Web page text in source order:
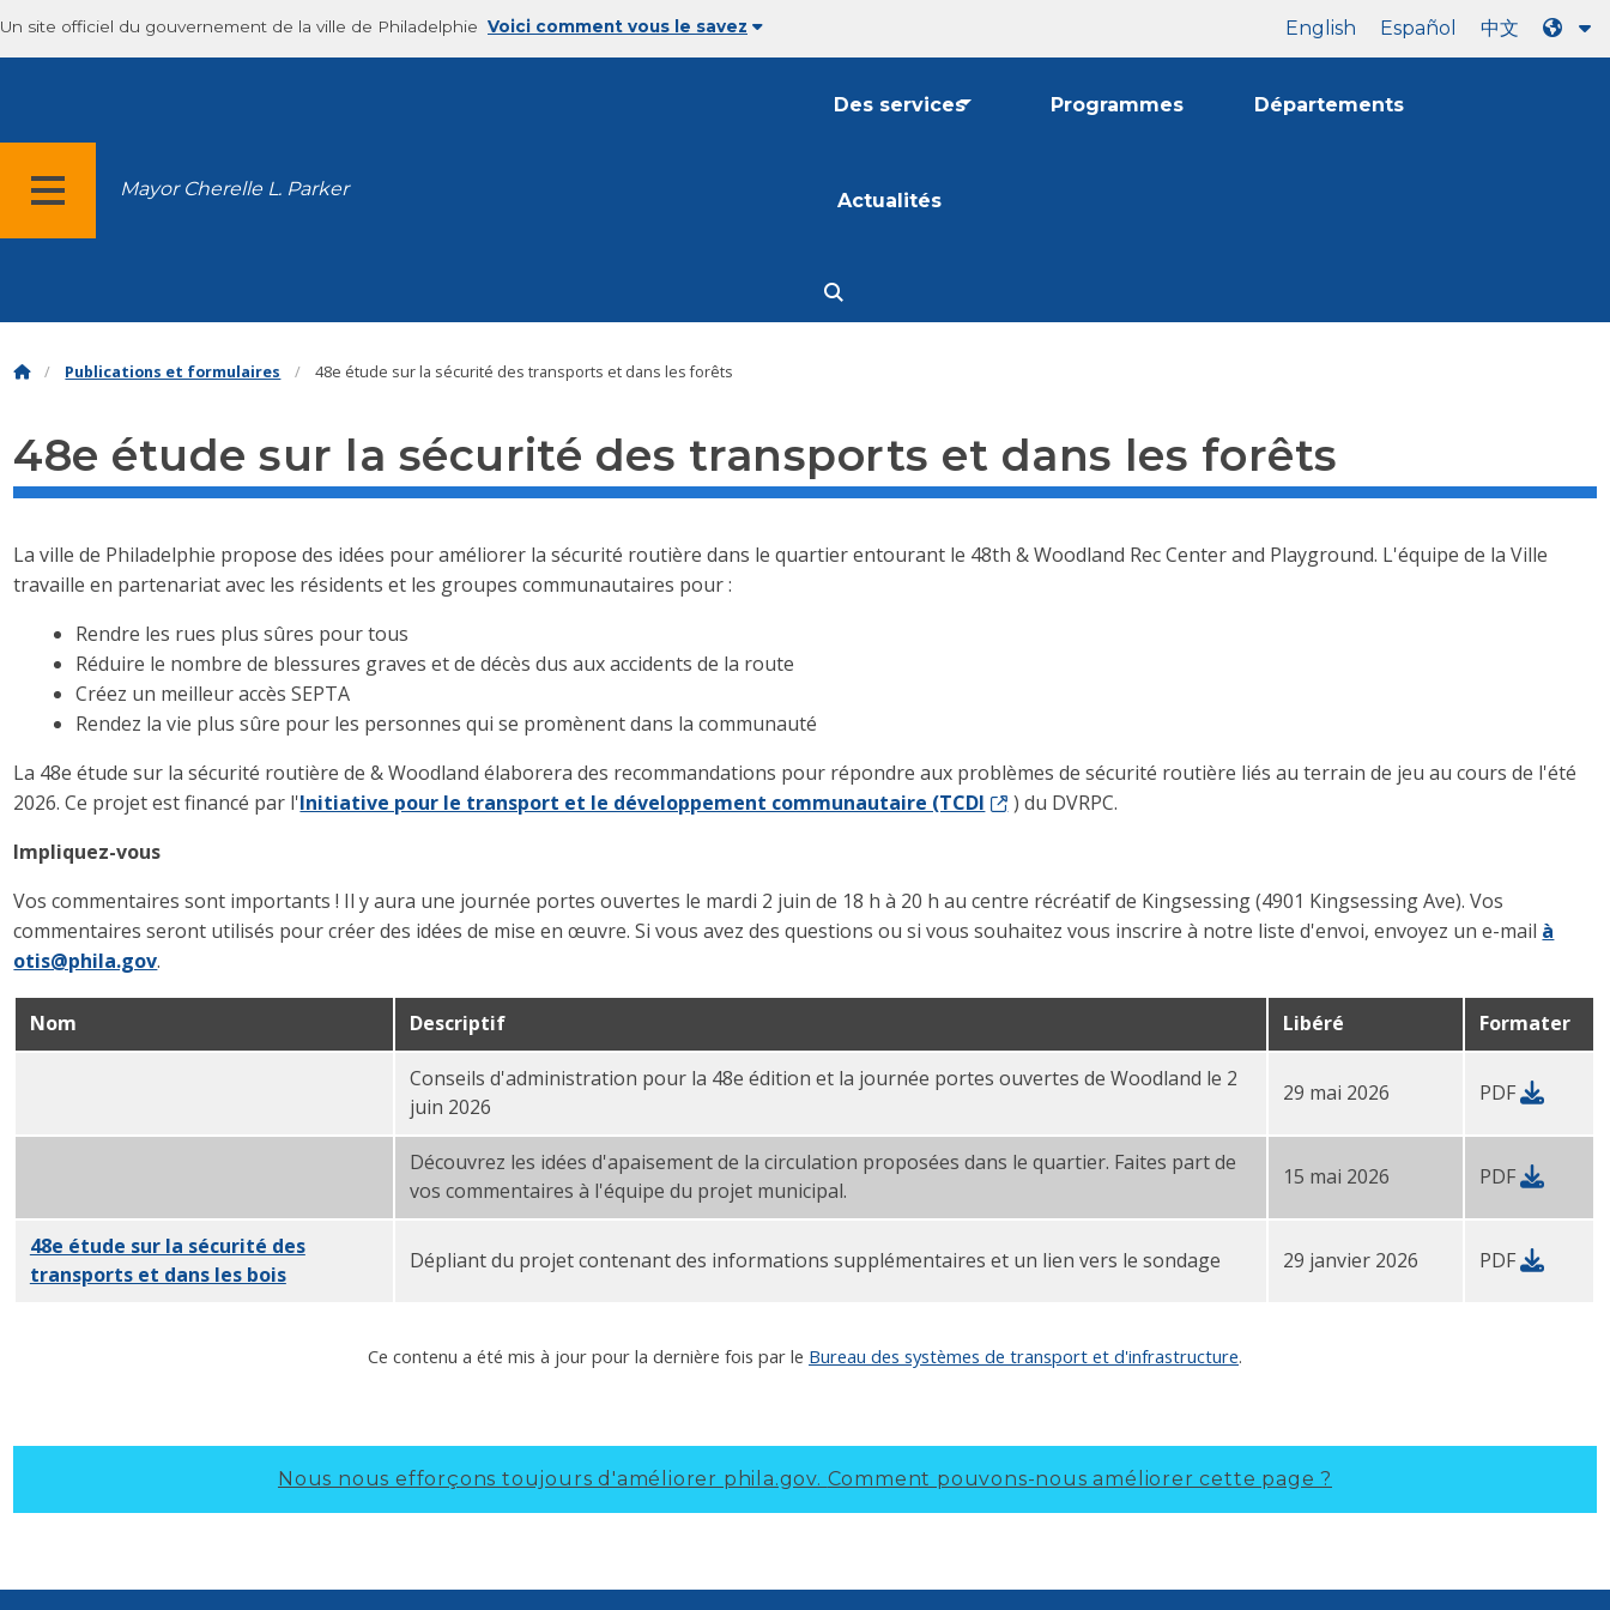
Un site officiel du gouvernement de la ville de Philadelphie Voici comment vous le savez English Español 中文
MENU
Mayor Cherelle L. Parker
Des services Programmes Départements
Actualités
Publications et formulaires 48e étude sur la sécurité des transports et dans les forêts
48e étude sur la sécurité des transports et dans les forêts
La ville de Philadelphie propose des idées pour améliorer la sécurité routière dans le quartier entourant le 48th & Woodland Rec Center and Playground. L'équipe de la Ville
travaille en partenariat avec les résidents et les groupes communautaires pour :
Rendre les rues plus sûres pour tous
Réduire le nombre de blessures graves et de décès dus aux accidents de la route
Créez un meilleur accès SEPTA
Rendez la vie plus sûre pour les personnes qui se promènent dans la communauté
La 48e étude sur la sécurité routière de & Woodland élaborera des recommandations pour répondre aux problèmes de sécurité routière liés au terrain de jeu au cours de l'été
2026. Ce projet est financé par l'Initiative pour le transport et le développement communautaire (TCDI
) du DVRPC.
Impliquez-vous
Vos commentaires sont importants ! Il y aura une journée portes ouvertes le mardi 2 juin de 18 h à 20 h au centre récréatif de Kingsessing (4901 Kingsessing Ave). Vos
commentaires seront utilisés pour créer des idées de mise en œuvre. Si vous avez des questions ou si vous souhaitez vous inscrire à notre liste d'envoi, envoyez un e-mail à
otis@phila.gov.
Nom Descriptif Libéré Formater
48e séance portes ouvertes et Woodland — 2 juin 2026 PDF
Conseils d'administration pour la 48e édition et la journée portes ouvertes de Woodland le 2
juin 2026
29 mai 2026 PDF
portes ouvertes de l'étude sur la sécurité routière du 48e et du terrain de jeu Woodland — 2 juin 2026 PDF
Découvrez les idées d'apaisement de la circulation proposées dans le quartier. Faites part de
vos commentaires à l'équipe du projet municipal.
15 mai 2026 PDF
48e étude sur la sécurité des
transports et dans les boisPDF
Dépliant du projet contenant des informations supplémentaires et un lien vers le sondage 29 janvier 2026 PDF
Ce contenu a été mis à jour pour la dernière fois par le Bureau des systèmes de transport et d'infrastructure.
Nous nous efforçons toujours d'améliorer phila.gov. Comment pouvons-nous améliorer cette page ?